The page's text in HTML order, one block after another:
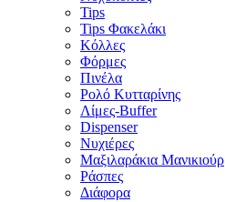
Tips
Tips Φακελάκι
Κόλλες
Φόρμες
Πινέλα
Ρολό Κυτταρίνης
Λίμες-Buffer
Dispenser
Νυχιέρες
Μαξιλαράκια Μανικιούρ
Ράσπες
Διάφορα